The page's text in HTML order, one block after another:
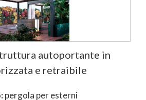
autoportante in
e retraibile
pergola per esterni